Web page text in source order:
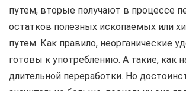
путем, вторые получают в процессе
остатков полезных ископаемых или
путем. Как правило, неорганические
готовы к употреблению. А такие, как
длительной переработки. Но